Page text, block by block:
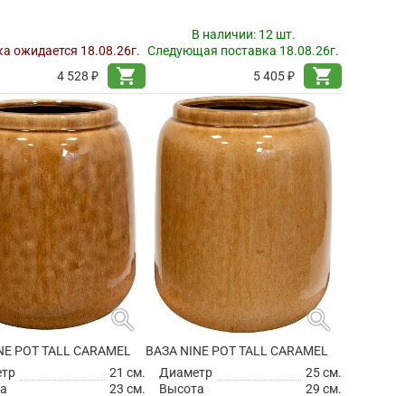
ожидается 18.08.26г.
4 528 ₽
shopping_cart
В наличии: 12 шт.
Следующая поставка 18.08.26г.
5 405 ₽
shopping_cart
search
POT TALL CARAMEL
21 см.
23 см.
search
ВАЗА NINE POT TALL CARAMEL
Диаметр
25 см.
Высота
29 см.